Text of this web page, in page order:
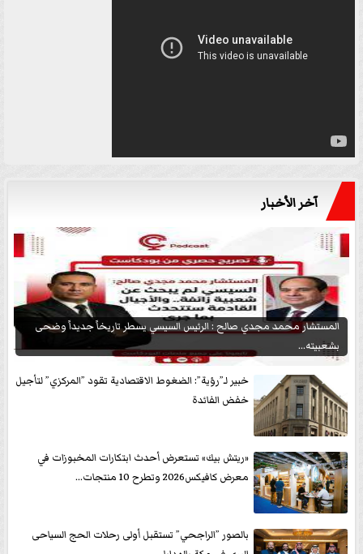
آخر الأخبار
المستشار محمد مجدي صالح : الرئيس السيسي يسطر تاريخاً جديداً وضحى
بشعبيته...
خبير لـ”رؤية”: الضغوط الاقتصادية تقود ”المركزي” لتأجيل
خفض الفائدة
«ريتش بيك» تستعرض أحدث ابتكارات المخبوزات في
معرض كافيكس2026 وتطرح 10 منتجات...
بالصور ”الراجحي” تستقبل أولى رحلات الحج السياحى